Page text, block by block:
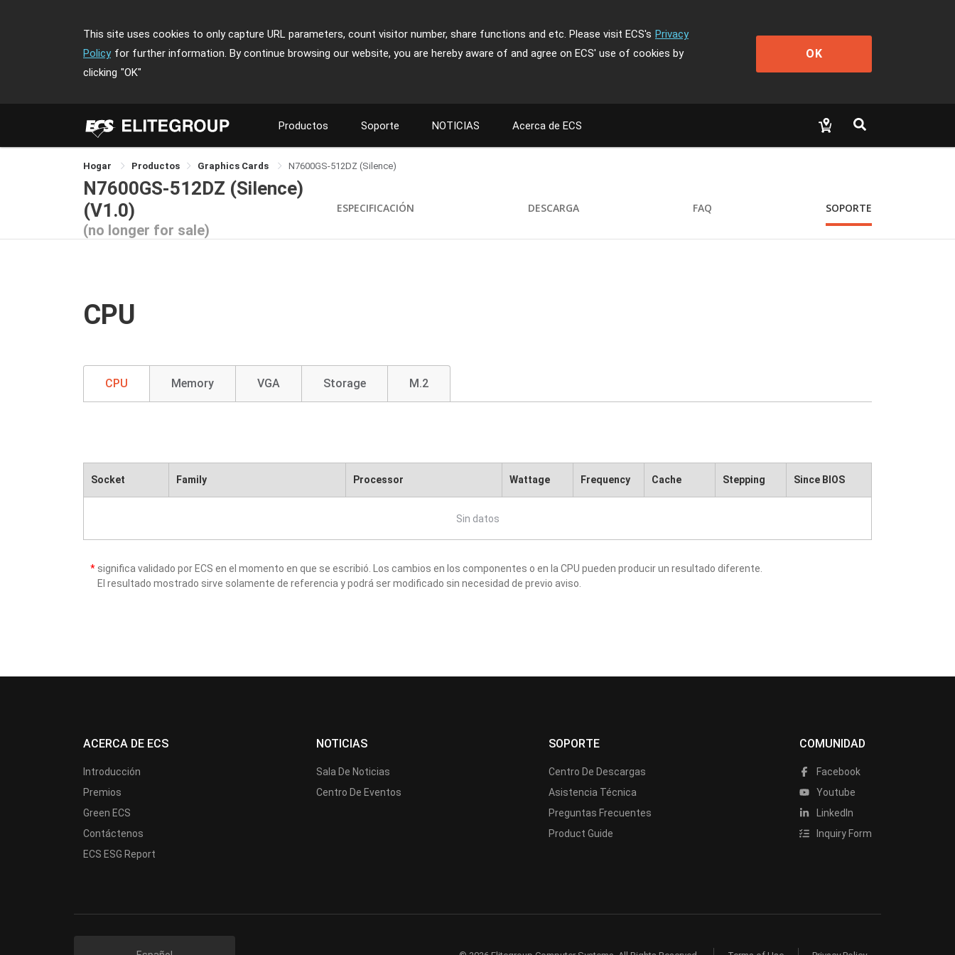
This site uses cookies to only capture URL parameters, count visitor number, share functions and etc. Please visit ECS's Privacy
Policy for further information. By continue browsing our website, you are hereby aware of and agree on ECS' use of cookies by
clicking "OK"
OK
Productos Soporte NOTICIAS Acerca de ECS
Hogar Productos Graphics Cards N7600GS-512DZ (Silence)
N7600GS-512DZ (Silence)
(V1.0)
(no longer for sale)
ESPECIFICACIÓN DESCARGA FAQ SOPORTE
CPU
CPU Memory VGA Storage M.2
Socket Family Processor Wattage Frequency Cache Stepping Since BIOS
Sin datos
* significa validado por ECS en el momento en que se escribió. Los cambios en los componentes o en la CPU pueden producir un resultado diferente.
El resultado mostrado sirve solamente de referencia y podrá ser modificado sin necesidad de previo aviso.
ACERCA DE ECS
Introducción
Premios
Green ECS
Contáctenos
ECS ESG Report
NOTICIAS
Sala De Noticias
Centro De Eventos
SOPORTE
Centro De Descargas
Asistencia Técnica
Preguntas Frecuentes
Product Guide
COMUNIDAD
Facebook
Youtube
LinkedIn
Inquiry Form